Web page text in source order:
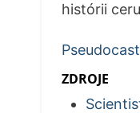
histórii
ZDROJE